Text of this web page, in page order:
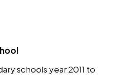
schools year 2011 to